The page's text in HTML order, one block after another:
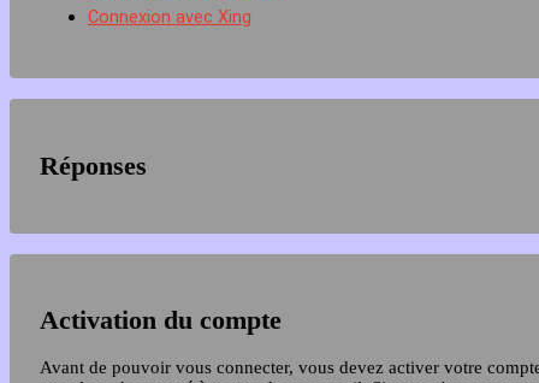
Connexion avec Xing
Réponses
Activation du compte
Avant de pouvoir vous connecter, vous devez activer votre